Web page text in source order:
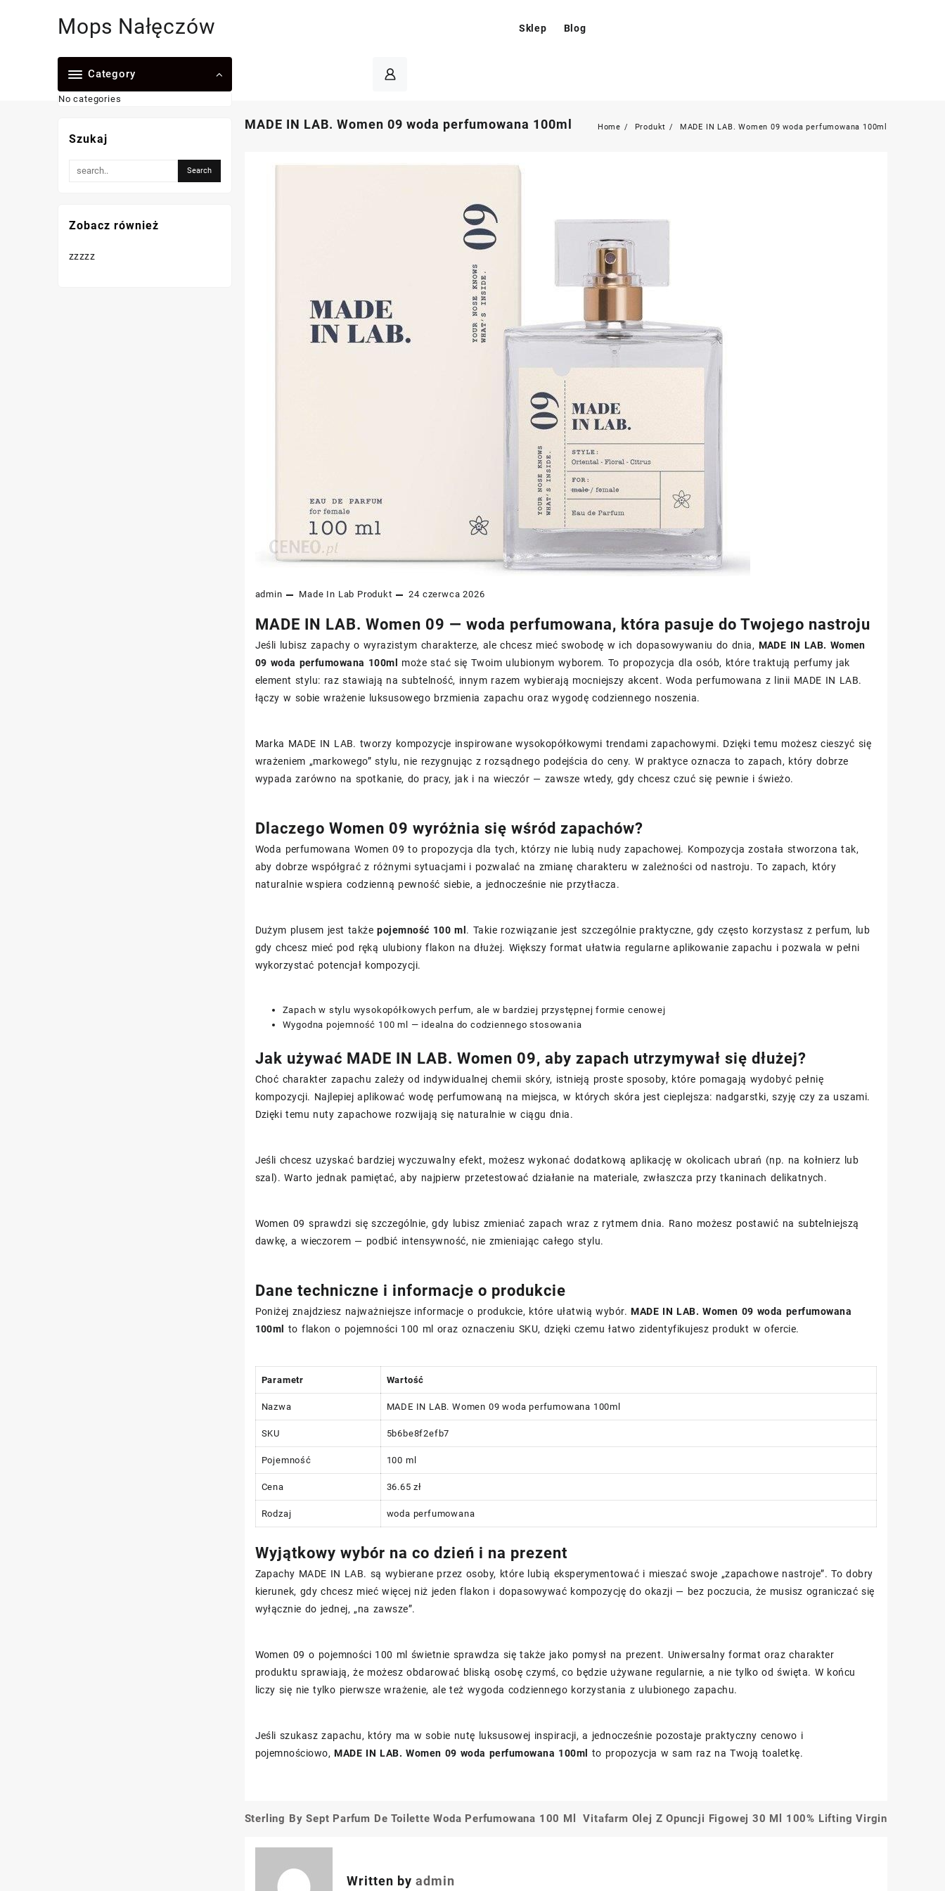
Mops Nałęczów Sklep Blog
Category
No categories
MADE IN LAB. Women 09 woda perfumowana 100ml Home Produkt MADE IN LAB. Women 09 woda perfumowana 100ml
admin Made In Lab Produkt 24 czerwca 2026
MADE IN LAB. Women 09 — woda perfumowana, która pasuje do Twojego nastroju
Jeśli lubisz zapachy o wyrazistym charakterze, ale chcesz mieć swobodę w ich dopasowywaniu do dnia, MADE IN LAB. Women
09 woda perfumowana 100ml
może stać się Twoim ulubionym wyborem. To propozycja dla osób, które traktują perfumy jak
element stylu: raz stawiają na subtelność, innym razem wybierają mocniejszy akcent. Woda perfumowana z linii MADE IN LAB.
łączy w sobie wrażenie luksusowego brzmienia zapachu oraz wygodę codziennego noszenia.
Marka MADE IN LAB. tworzy kompozycje inspirowane wysokopółkowymi trendami zapachowymi. Dzięki temu możesz cieszyć się
wrażeniem „markowego” stylu, nie rezygnując z rozsądnego podejścia do ceny. W praktyce oznacza to zapach, który dobrze
wypada zarówno na spotkanie, do pracy, jak i na wieczór — zawsze wtedy, gdy chcesz czuć się pewnie i świeżo.
Dlaczego Women 09 wyróżnia się wśród zapachów?
Woda perfumowana Women 09 to propozycja dla tych, którzy nie lubią nudy zapachowej. Kompozycja została stworzona tak,
aby dobrze współgrać z różnymi sytuacjami i pozwalać na zmianę charakteru w zależności od nastroju. To zapach, który
naturalnie wspiera codzienną pewność siebie, a jednocześnie nie przytłacza.
Dużym plusem jest takżepojemność 100 ml . Takie rozwiązanie jest szczególnie praktyczne, gdy często korzystasz z perfum, lub
gdy chcesz mieć pod ręką ulubiony flakon na dłużej. Większy format ułatwia regularne aplikowanie zapachu i pozwala w pełni
wykorzystać potencjał kompozycji.
Zapach w stylu wysokopółkowych perfum, ale w bardziej przystępnej formie cenowej
Wygodna pojemność 100 ml — idealna do codziennego stosowania
Jak używać MADE IN LAB. Women 09, aby zapach utrzymywał się dłużej?
Choć charakter zapachu zależy od indywidualnej chemii skóry, istnieją proste sposoby, które pomagają wydobyć pełnię
kompozycji. Najlepiej aplikować wodę perfumowaną na miejsca, w których skóra jest cieplejsza: nadgarstki, szyję czy za uszami.
Dzięki temu nuty zapachowe rozwijają się naturalnie w ciągu dnia.
Jeśli chcesz uzyskać bardziej wyczuwalny efekt, możesz wykonać dodatkową aplikację w okolicach ubrań (np. na kołnierz lub
szal). Warto jednak pamiętać, aby najpierw przetestować działanie na materiale, zwłaszcza przy tkaninach delikatnych.
Women 09 sprawdzi się szczególnie, gdy lubisz zmieniać zapach wraz z rytmem dnia. Rano możesz postawić na subtelniejszą
dawkę, a wieczorem — podbić intensywność, nie zmieniając całego stylu.
Dane techniczne i informacje o produkcie
Poniżej znajdziesz najważniejsze informacje o produkcie, które ułatwią wybór.MADE IN LAB. Women 09 woda perfumowana
100ml to flakon o pojemności 100 ml oraz oznaczeniu SKU, dzięki czemu łatwo zidentyfikujesz produkt w ofercie.
Parametr Wartość
Nazwa MADE IN LAB. Women 09 woda perfumowana 100ml
SKU 5b6be8f2efb7
Pojemność 100 ml
Cena 36.65 zł
Rodzaj woda perfumowana
Wyjątkowy wybór na co dzień i na prezent
Zapachy MADE IN LAB. są wybierane przez osoby, które lubią eksperymentować i mieszać swoje „zapachowe nastroje”. To dobry
kierunek, gdy chcesz mieć więcej niż jeden flakon i dopasowywać kompozycję do okazji — bez poczucia, że musisz ograniczać się
wyłącznie do jednej, „na zawsze”.
Women 09 o pojemności 100 ml świetnie sprawdza się także jako pomysł na prezent. Uniwersalny format oraz charakter
produktu sprawiają, że możesz obdarować bliską osobę czymś, co będzie używane regularnie, a nie tylko od święta. W końcu
liczy się nie tylko pierwsze wrażenie, ale też wygoda codziennego korzystania z ulubionego zapachu.
Jeśli szukasz zapachu, który ma w sobie nutę luksusowej inspiracji, a jednocześnie pozostaje praktyczny cenowo i
pojemnościowo,MADE IN LAB. Women 09 woda perfumowana 100ml to propozycja w sam raz na Twoją toaletkę.
Nawigacja
wpisu
Sterling By Sept Parfum De Toilette Woda Perfumowana 100 Ml Vitafarm Olej Z Opuncji Figowej 30 Ml 100% Lifting Virgin
Written by admin
Szukaj
Zobacz również
zzzzz